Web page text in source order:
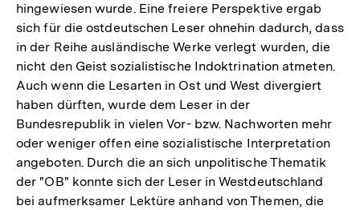
hingewiesen wurde. Eine freiere Perspektive ergab
sich für die ostdeutschen Leser ohnehin dadurch, dass
in der Reihe ausländische Werke verlegt wurden, die
nicht den Geist sozialistische Indoktrination atmeten.
Auch wenn die Lesarten in Ost und West divergiert
haben dürften, wurde dem Leser in der
Bundesrepublik in vielen Vor- bzw. Nachworten mehr
oder weniger offen eine sozialistische Interpretation
angeboten. Durch die an sich unpolitische Thematik
der "OB" konnte sich der Leser in Westdeutschland
bei aufmerksamer Lektüre anhand von Themen, die